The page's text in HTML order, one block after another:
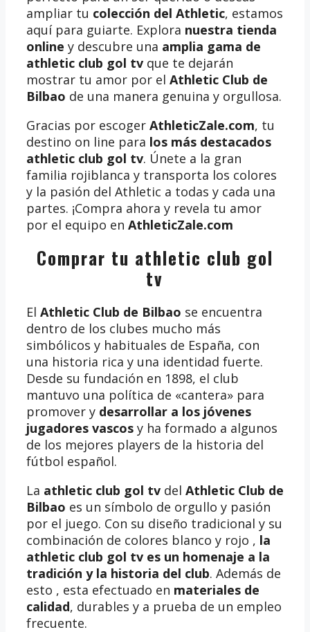
ampliar tu colección del Athletic, estamos
aquí para guiarte. Explora nuestra tienda
online y descubre una amplia gama de
athletic club gol tv que te dejarán
mostrar tu amor por el Athletic Club de
Bilbao de una manera genuina y orgullosa.
Gracias por escoger AthleticZale.com, tu
destino on line para los más destacados
athletic club gol tv. Únete a la gran
familia rojiblanca y transporta los colores
y la pasión del Athletic a todas y cada una
partes. ¡Compra ahora y revela tu amor
por el equipo en AthleticZale.com
Comprar tu athletic club gol
tv
El Athletic Club de Bilbao se encuentra
dentro de los clubes mucho más
simbólicos y habituales de España, con
una historia rica y una identidad fuerte.
Desde su fundación en 1898, el club
mantuvo una política de «cantera» para
promover y desarrollar a los jóvenes
jugadores vascos y ha formado a algunos
de los mejores players de la historia del
fútbol español.
La athletic club gol tv del Athletic Club de
Bilbao es un símbolo de orgullo y pasión
por el juego. Con su diseño tradicional y su
combinación de colores blanco y rojo , la
athletic club gol tv es un homenaje a la
tradición y la historia del club. Además de
esto , esta efectuado en materiales de
calidad, durables y a prueba de un empleo
frecuente.